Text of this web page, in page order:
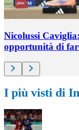
Nicolussi
opportunità di
I più visti di